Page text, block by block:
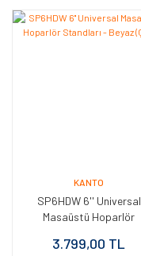
KANTO
SP6HDW 6'' Universal
Masaüstü Hoparlör
3.799,00 TL